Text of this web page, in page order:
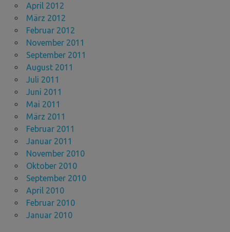
April 2012
März 2012
Februar 2012
November 2011
September 2011
August 2011
Juli 2011
Juni 2011
Mai 2011
März 2011
Februar 2011
Januar 2011
November 2010
Oktober 2010
September 2010
April 2010
Februar 2010
Januar 2010